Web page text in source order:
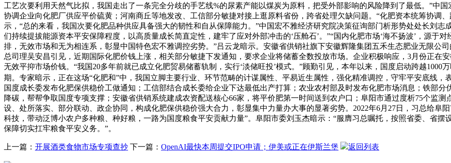
工艺次要利用天然气比拟，我国走出了一条完全分歧的手艺线%的尿素产能以煤炭为原料，把受外部影响的风险降到了最低。”中
协调企业向化肥厂供应平价硫黄；河南商丘等地发改、工信部分敏捷对接上逛原料省份，跨省处理欠缺问题。“化肥资本统筹协调
示，“总的来看，我国次要化肥品种供应具备强大的韧性和自从保障能力。”中国宏不雅经济研究院决策征询部门析形势处处长刘
们持续提拔能源资本平安保障程度，以高质量成长简直定性，建牢了应对外部冲击的‘压舱石’。”“国内化肥市场‘海不扬波’，源于
排，无效市场和无为相连系，彰显中国特色宏不雅调控劣势。”吕云龙暗示。安徽省供销社旗下安徽辉隆集团五禾生态肥业无限公
总司理吴安昌引见，近期国际化肥价钱上涨，相关部分敏捷下发通知，要求企业将储蓄全数投放市场。企业积极响应，3月份正在
无效平抑市场价钱。“我国20多年前就已成立化肥贸易储蓄轨制，实行‘淡储旺投’模式。”顾勤引见，本年以来，国度启动跨越1000
期。专家暗示，正在这场“化肥和”中，我国立脚主要行业、环节范畴的计谋属性、平易近生属性，强化精准调控，守牢平安底线，
国度成长委发布化肥保供稳价工做通知；工信部结合成长委给企业下达最低出产打算；农业农村部及时发布化肥市场消息；铁部
降碳，帮帮争取国度专项支撑；安徽省供销系统建成农资配送核心66家，将平价肥第一时间送到农户口；阜阳市通过度析75个监
设、处所落实、部分联动、政企协同，构成化肥保供稳价强大合力，彰显集中力量办大事的显著劣势。2022年6月27日，习总给阜
科技，带动泛博小农户多种粮、种好粮，一路为国度粮食平安贡献力量”。阜阳市委刘玉杰暗示：“服膺习总嘱托，按照省委、省摆
保障切实扛牢粮食平安义务。”。
上一篇： 开展酒类食物市场专项查抄 下一篇： OpenAI最快本周提交IPO申请；伊美或正在伊斯兰堡 返回列表